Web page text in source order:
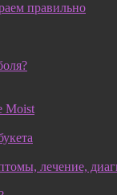
правильно
Moist
лечение,